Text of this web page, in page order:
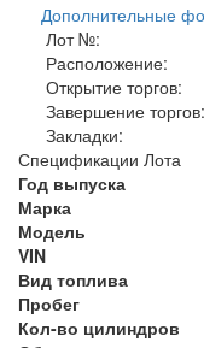
Дополнительные
Лот №:
Расположение:
Открытие торгов:
Завершение торгов:
Закладки:
Спецификации Лота
Год выпуска
Марка
Модель
VIN
Вид топлива
Пробег
Кол-во цилиндров